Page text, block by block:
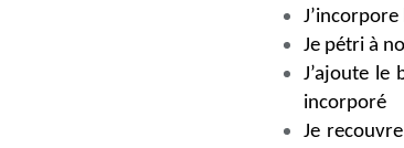
Je pétri à
J’ajoute le
incorporé
Je